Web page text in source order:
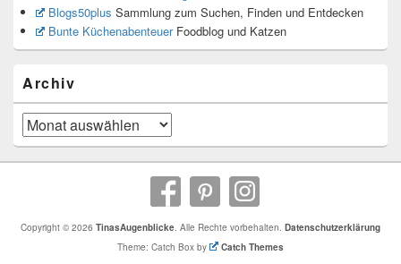
Blogs50plus Sammlung zum Suchen, Finden und Entdecken
Bunte KüchenabenteuerFoodblog und Katzen
Archiv
Archiv
Copyright © 2026 TinasAugenblicke. Alle Rechte vorbehalten. Datenschutzerklärung
Theme: Catch Box by
Catch Themes